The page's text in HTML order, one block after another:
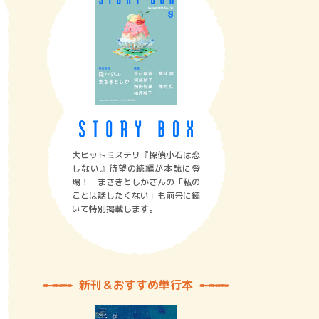
大ヒットミステリ『探偵小石は恋
しない』待望の続編が本誌に登
場！ まさきとしかさんの「私の
ことは話したくない」も前号に続
いて特別掲載します。
新刊＆おすすめ単行本